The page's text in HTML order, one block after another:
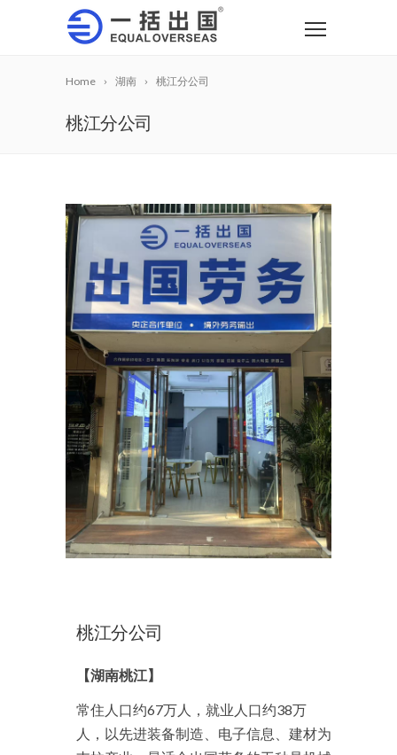
Home 湖南 桃江分公司
桃江分公司
桃江分公司
【湖南桃江】
常住人口约67万人，就业人口约38万
人，以先进装备制造、电子信息、建材为